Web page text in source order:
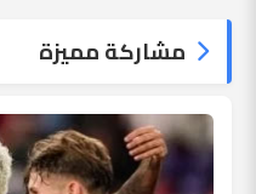
مشاركة مميزة